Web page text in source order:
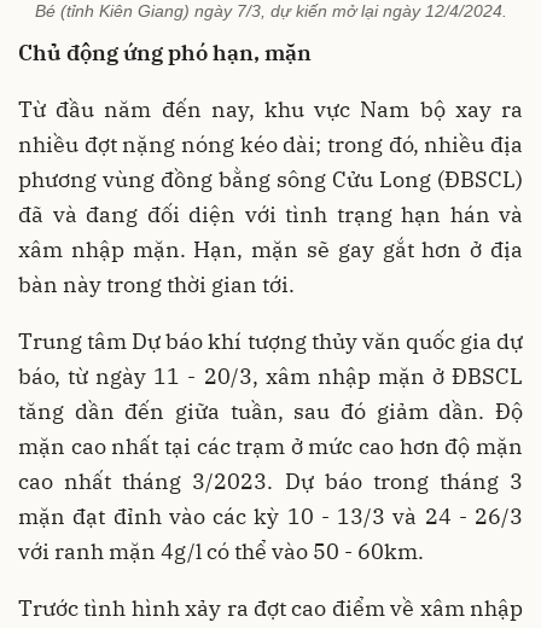
Bé (tỉnh Kiên Giang) ngày 7/3, dự kiến mở lại ngày 12/4/2024.
Chủ động ứng phó hạn, mặn
Từ đầu năm đến nay, khu vực Nam bộ xay ra
nhiều đợt nặng nóng kéo dài; trong đó, nhiều địa
phương vùng đồng bằng sông Cửu Long (ĐBSCL)
đã và đang đối diện với tình trạng hạn hán và
xâm nhập mặn. Hạn, mặn sẽ gay gắt hơn ở địa
bàn này trong thời gian tới.
Trung tâm Dự báo khí tượng thủy văn quốc gia dự
báo, từ ngày 11 - 20/3, xâm nhập mặn ở ĐBSCL
tăng dần đến giữa tuần, sau đó giảm dần. Độ
mặn cao nhất tại các trạm ở mức cao hơn độ mặn
cao nhất tháng 3/2023. Dự báo trong tháng 3
mặn đạt đỉnh vào các kỳ 10 - 13/3 và 24 - 26/3
với ranh mặn 4g/l có thể vào 50 - 60km.
Trước tình hình xảy ra đợt cao điểm về xâm nhập